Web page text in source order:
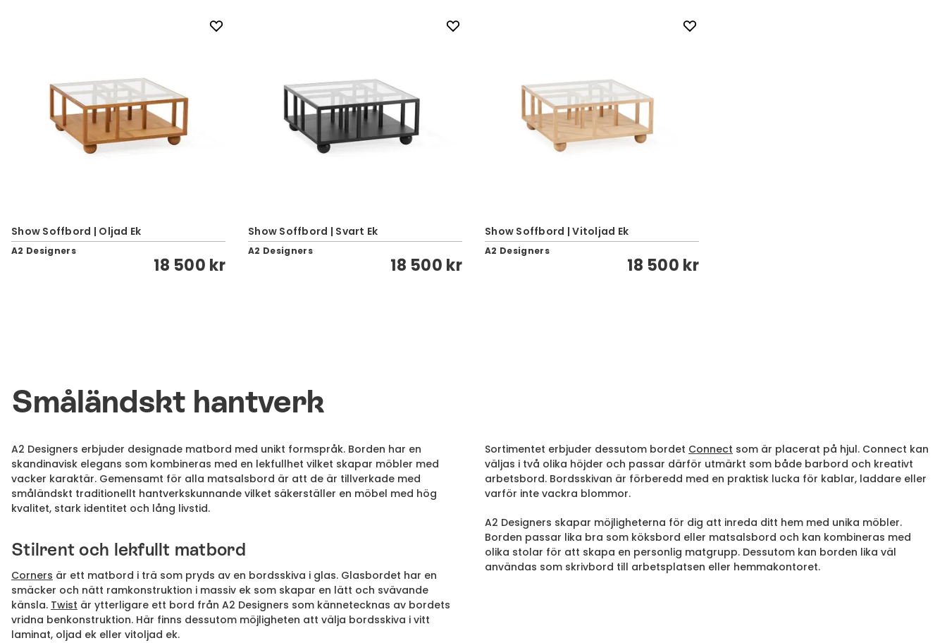
Show Soffbord | Oljad Ek
A2 Designers
18 500 kr
Show Soffbord | Svart Ek
A2 Designers
18 500 kr
Show Soffbord | Vitoljad Ek
A2 Designers
18 500 kr
Småländskt hantverk
A2 Designers erbjuder designade matbord med unikt formspråk. Borden har en
skandinavisk elegans som kombineras med en lekfullhet vilket skapar möbler med
vacker karaktär. Gemensamt för alla matsalsbord är att de är tillverkade med
småländskt traditionellt hantverkskunnande vilket säkerställer en möbel med hög
kvalitet, stark identitet och lång livstid.
Stilrent och lekfullt matbord
Corners är ett matbord i trä som pryds av en bordsskiva i glas. Glasbordet har en
smäcker och nätt ramkonstruktion i massiv ek som skapar en lätt och svävande
känsla. Twist är ytterligare ett bord från A2 Designers som kännetecknas av bordets
vridna benkonstruktion. Här finns dessutom möjligheten att välja bordsskiva i vitt
laminat, oljad ek eller vitoljad ek.
Sortimentet erbjuder dessutom bordet Connect som är placerat på hjul. Connect kan
väljas i två olika höjder och passar därför utmärkt som både barbord och kreativt
arbetsbord. Bordsskivan är förberedd med en praktisk lucka för kablar, laddare eller
varför inte vackra blommor.
A2 Designers skapar möjligheterna för dig att inreda ditt hem med unika möbler.
Borden passar lika bra som köksbord eller matsalsbord och kan kombineras med
olika stolar för att skapa en personlig matgrupp. Dessutom kan borden lika väl
användas som skrivbord till arbetsplatsen eller hemmakontoret.